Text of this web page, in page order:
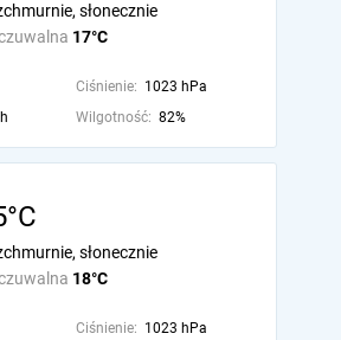
17°C
słonecznie
Ciśnienie: 1023 hPa
Wilgotność: 82%
18°C
słonecznie
Ciśnienie: 1023 hPa